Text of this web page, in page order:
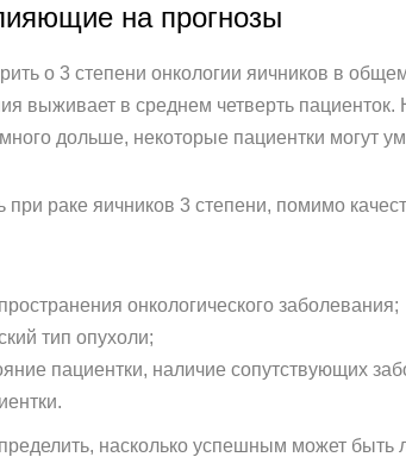
на прогнозы
о 3 степени онкологии яичников в
выживает в среднем четверть
дольше, некоторые пациентки могут
раке яичников 3 степени, помимо
онкологического заболевания;
тип опухоли;
пациентки, наличие сопутствующих
насколько успешным может быть